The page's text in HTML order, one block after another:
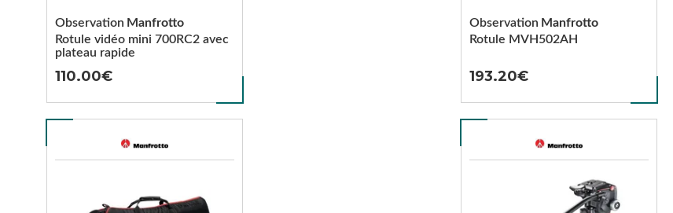
Rotule vidéo mini 700RC2 avec
plateau rapide
Observation Manfrotto
110.00
Rotule MVH502AH
Observation Manfrotto
193.20